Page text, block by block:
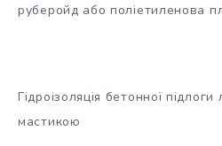
руберойд або поліетиленова
Гідроізоляція бетонної підлоги
мастикою